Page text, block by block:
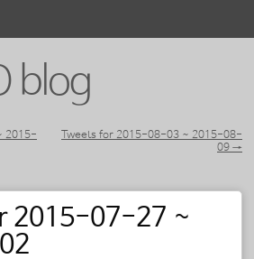
blog
2015-
Tweets for 2015-08-03 ~ 2015-08-
09 →
2015-07-27 ~